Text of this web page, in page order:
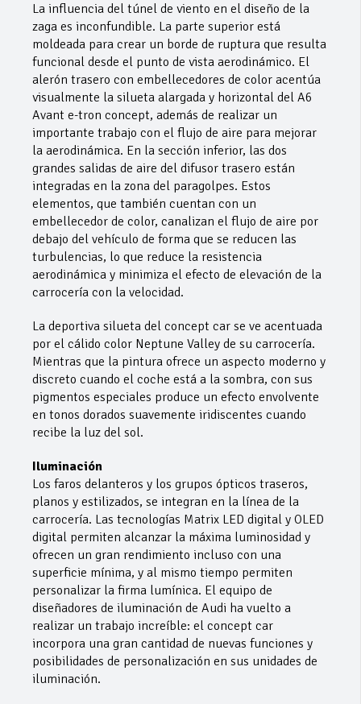
La influencia del túnel de viento en el diseño de la
zaga es inconfundible. La parte superior está
moldeada para crear un borde de ruptura que resulta
funcional desde el punto de vista aerodinámico. El
alerón trasero con embellecedores de color acentúa
visualmente la silueta alargada y horizontal del A6
Avant e-tron concept, además de realizar un
importante trabajo con el flujo de aire para mejorar
la aerodinámica. En la sección inferior, las dos
grandes salidas de aire del difusor trasero están
integradas en la zona del paragolpes. Estos
elementos, que también cuentan con un
embellecedor de color, canalizan el flujo de aire por
debajo del vehículo de forma que se reducen las
turbulencias, lo que reduce la resistencia
aerodinámica y minimiza el efecto de elevación de la
carrocería con la velocidad.
La deportiva silueta del concept car se ve acentuada
por el cálido color Neptune Valley de su carrocería.
Mientras que la pintura ofrece un aspecto moderno y
discreto cuando el coche está a la sombra, con sus
pigmentos especiales produce un efecto envolvente
en tonos dorados suavemente iridiscentes cuando
recibe la luz del sol.
Iluminación
Los faros delanteros y los grupos ópticos traseros,
planos y estilizados, se integran en la línea de la
carrocería. Las tecnologías Matrix LED digital y OLED
digital permiten alcanzar la máxima luminosidad y
ofrecen un gran rendimiento incluso con una
superficie mínima, y al mismo tiempo permiten
personalizar la firma lumínica. El equipo de
diseñadores de iluminación de Audi ha vuelto a
realizar un trabajo increíble: el concept car
incorpora una gran cantidad de nuevas funciones y
posibilidades de personalización en sus unidades de
iluminación.